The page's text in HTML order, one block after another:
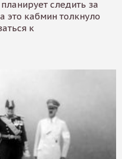
следить за
это кабмин толкнуло
к